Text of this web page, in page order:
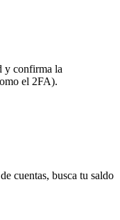
y confirma la
el 2FA).
cuentas, busca tu saldo